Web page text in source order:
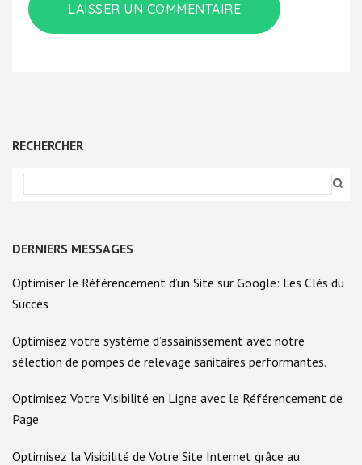
RECHERCHER
DERNIERS MESSAGES
Optimiser le Référencement d’un Site sur Google: Les Clés du
Succès
Optimisez votre système d’assainissement avec notre
sélection de pompes de relevage sanitaires performantes.
Optimisez Votre Visibilité en Ligne avec le Référencement de
Page
Optimisez la Visibilité de Votre Site Internet grâce au